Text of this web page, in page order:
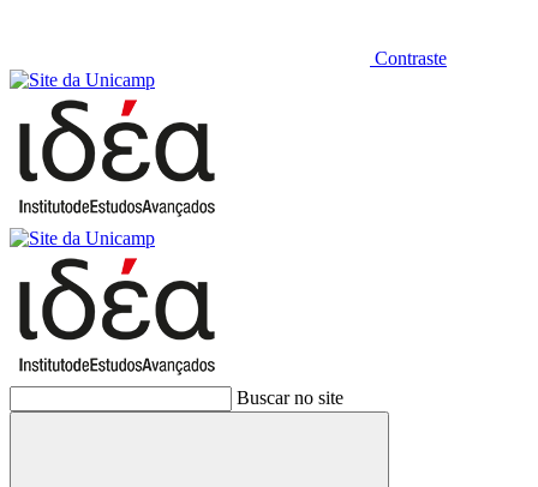
Contraste
Buscar no site